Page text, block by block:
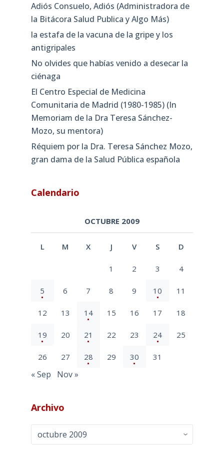
Adiós Consuelo, Adiós (Administradora de
la Bitácora Salud Publica y Algo Más)
la estafa de la vacuna de la gripe y los
antigripales
No olvides que habías venido a desecar la
ciénaga
El Centro Especial de Medicina
Comunitaria de Madrid (1980-1985) (In
Memoriam de la Dra Teresa Sánchez-
Mozo, su mentora)
Réquiem por la Dra. Teresa Sánchez Mozo,
gran dama de la Salud Pública española
Calendario
OCTUBRE 2009
L M X J V S D
1 2 3 4
5 6 7 8 9 10 11
12 13 14 15 16 17 18
19 20 21 22 23 24 25
26 27 28 29 30 31
« Sep Nov »
Archivo
Archivo